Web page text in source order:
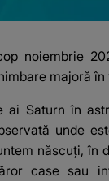
noiembrie
majoră în
ai Saturn în
unde
născuți, în
case sau